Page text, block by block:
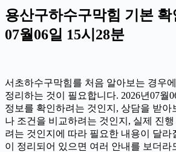
용산구하수구막힘 기본 확
07월06일 15시28분
서초하수구막힘를 처음 알아보는 경우
정리하는 것이 필요합니다. 2026년07월
정보를 확인하려는 것인지, 상담을 받아
나 조건을 비교하려는 것인지, 실제 진
려는 것인지에 따라 필요한 내용이 달라
이 정리되어 있으면 여러 안내를 보더라